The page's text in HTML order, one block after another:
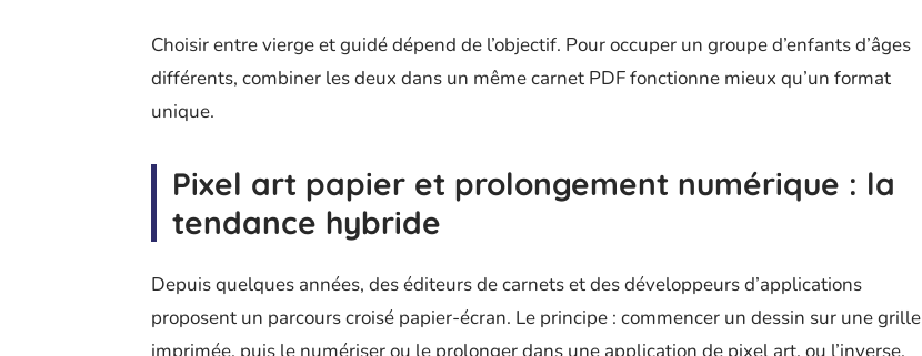
Choisir entre vierge et guidé dépend de l’objectif. Pour occuper un groupe d’enfants d’âges
différents, combiner les deux dans un même carnet PDF fonctionne mieux qu’un format
unique.
Pixel art papier et prolongement numérique : la
tendance hybride
Depuis quelques années, des éditeurs de carnets et des développeurs d’applications
proposent un parcours croisé papier-écran. Le principe : commencer un dessin sur une grille
imprimée, puis le numériser ou le prolonger dans une application de pixel art, ou l’inverse.